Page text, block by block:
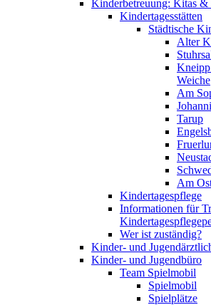
Kinderbetreuung: Kitas &
Kindertagesstätten
Städtische
Alter
Weiche
Am
Tarup
Am
Kindertagespflege
Informationen für
Wer ist zuständig?
Kinder- und
Kinder- und Jugendbüro
Team Spielmobil
Spielmobil
Spielplätze